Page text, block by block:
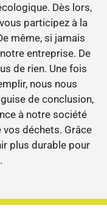
Dès lors,
participez à la
même, si jamais
entreprise. De
de rien. Une fois
nous nous
de conclusion,
à notre société
déchets. Grâce
plus durable pour